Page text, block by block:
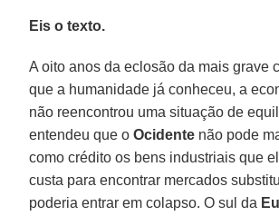
Eis o texto.
A oito anos da eclosão da mais grave
que a humanidade já conheceu, a
não reencontrou uma situação de
entendeu que oOcidente não pode
como crédito os bens industriais que
custa para encontrar mercados
poderia entrar em colapso. O sul da